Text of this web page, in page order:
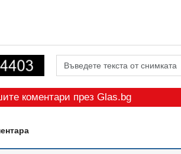
коментари през Glas.bg